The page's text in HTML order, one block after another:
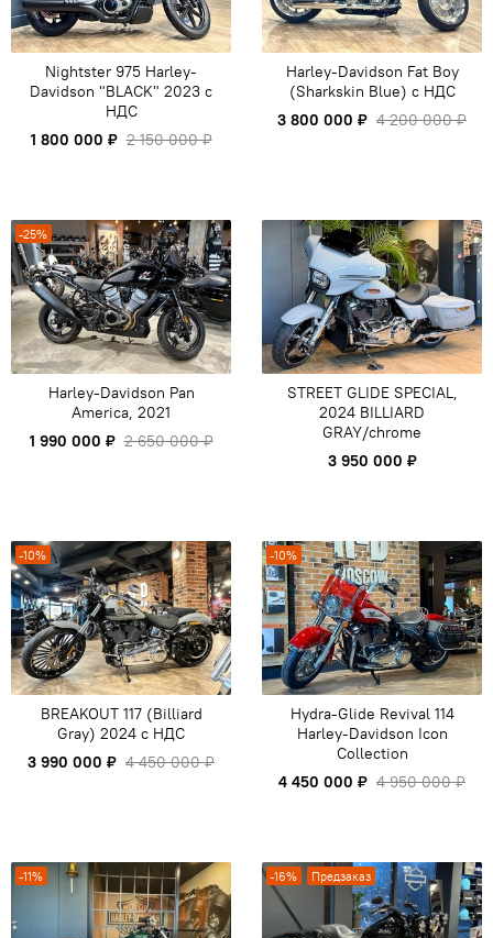
Nightster 975 Harley-
Davidson "BLACK" 2023 с
НДС
1 800 000 ₽ 2 150 000 ₽
Harley-Davidson Fat Boy
(Sharkskin Blue) c НДС
3 800 000 ₽ 4 200 000 ₽
-25%
Harley-Davidson Pan
America, 2021
1 990 000 ₽ 2 650 000 ₽
STREET GLIDE SPECIAL,
2024 BILLIARD
GRAY/chrome
3 950 000 ₽
-10%
BREAKOUT 117 (Billiard
Gray) 2024 c НДС
3 990 000 ₽ 4 450 000 ₽
-10%
Hydra-Glide Revival 114
Harley-Davidson Icon
Collection
4 450 000 ₽ 4 950 000 ₽
-11% -16% Предзаказ